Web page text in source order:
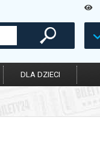
DLA DZIECI